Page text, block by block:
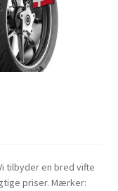
tilbyder en bred vifte
priser. Mærker: